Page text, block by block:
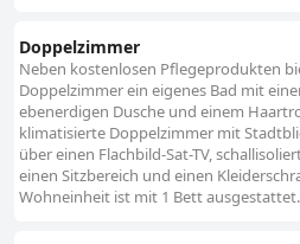
Doppelzimmer
Neben kostenlosen Pflegeprodukten
Doppelzimmer ein eigenes Bad mit
ebenerdigen Dusche und einem
klimatisierte Doppelzimmer mit
über einen Flachbild-Sat-TV,
einen Sitzbereich und einen
Wohneinheit ist mit 1 Bett ausgestattet.